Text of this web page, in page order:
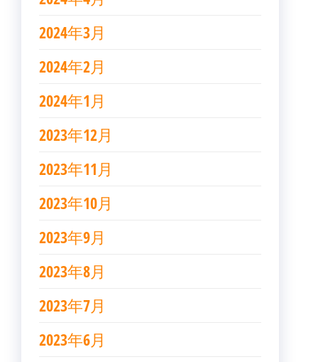
2024年3月
2024年2月
2024年1月
2023年12月
2023年11月
2023年10月
2023年9月
2023年8月
2023年7月
2023年6月